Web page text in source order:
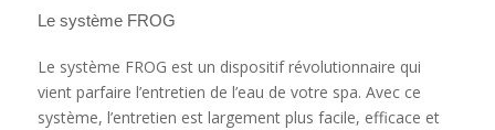
Le système FROG
Le système FROG est un dispositif révolutionnaire qui
vient parfaire l’entretien de l’eau de votre spa. Avec ce
système, l’entretien est largement plus facile, efficace et